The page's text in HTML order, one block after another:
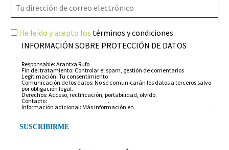
He leído y acepto los términos y condiciones
INFORMACIÓN SOBRE PROTECCIÓN DE DATOS
Responsable: Arantxa Rufo
Fin del tratamiento: Controlar el spam, gestión de comentarios
Legitimación: Tu consentimiento
Comunicación de los datos: No se comunicarán los datos a terceros salvo
por obligación legal.
Derechos: Acceso, rectificación, portabilidad, olvido.
Contacto:
.
Información adicional: Más información en
.